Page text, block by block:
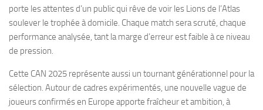
porte les attentes d’un public qui rêve de voir les Lions de l’Atlas
soulever le trophée à domicile. Chaque match sera scruté, chaque
performance analysée, tant la marge d’erreur est faible à ce niveau
de pression.
Cette CAN 2025 représente aussi un tournant générationnel pour la
sélection. Autour de cadres expérimentés, une nouvelle vague de
joueurs confirmés en Europe apporte fraîcheur et ambition, à